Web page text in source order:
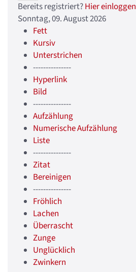
Bereits registriert?Hier einloggen
Sonntag, 09. August 2026
Fett
Kursiv
Unterstrichen
---------------
Hyperlink
Bild
---------------
Aufzählung
Numerische Aufzählung
Liste
---------------
Zitat
Bereinigen
---------------
Fröhlich
Lachen
Überrascht
Zunge
Unglücklich
Zwinkern